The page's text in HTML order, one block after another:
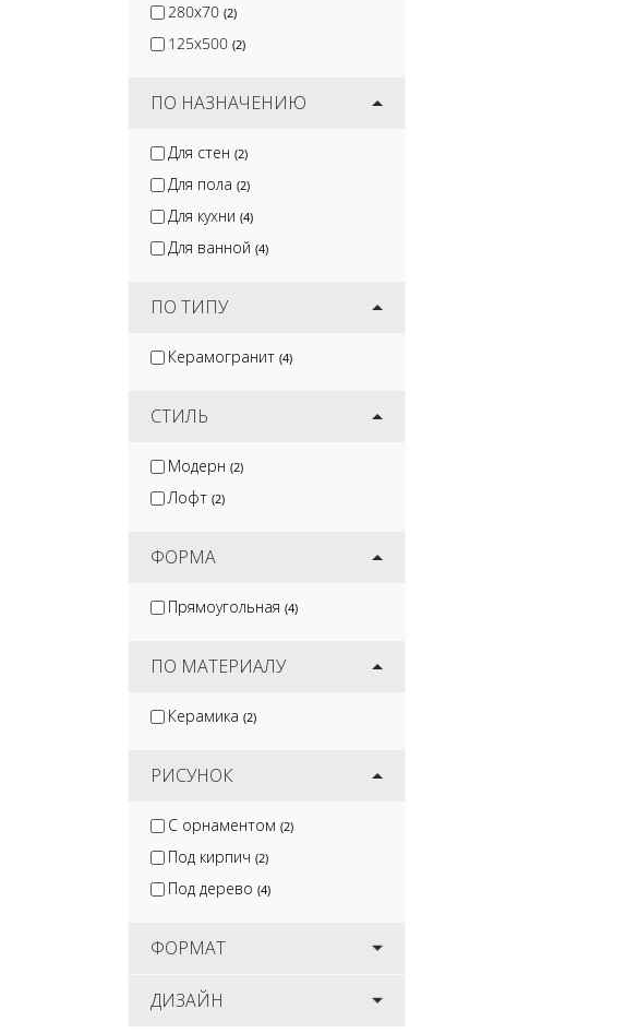
280x70 (2)
125x500 (2)
ПО НАЗНАЧЕНИЮ
Для стен (2)
Для пола (2)
Для кухни (4)
Для ванной (4)
ПО ТИПУ
Керамогранит (4)
СТИЛЬ
Модерн (2)
Лофт (2)
ФОРМА
Прямоугольная (4)
ПО МАТЕРИАЛУ
Керамика (2)
РИСУНОК
С орнаментом (2)
Под кирпич (2)
Под дерево (4)
ФОРМАТ
ДИЗАЙН